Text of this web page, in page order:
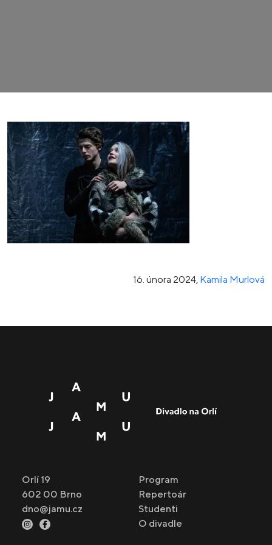
16. února 2024, Kamila Murlová
Orlí 19
602 00 Brno
dno@jamu.cz
Program
Repertoár
Studenti
O divadle